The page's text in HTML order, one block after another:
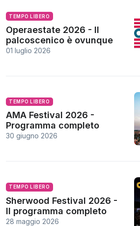
TEMPO LIBERO
Operaestate 2026 - Il
palcoscenico è ovunque
01 luglio 2026
TEMPO LIBERO
AMA Festival 2026 -
Programma completo
30 giugno 2026
TEMPO LIBERO
Sherwood Festival 2026 -
Il programma completo
28 maggio 2026